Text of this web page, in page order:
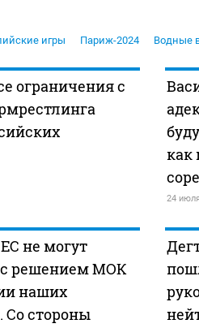
игры Париж-2024 Водные
ограничения с
как
24
не могут
с решением МОК
наших
Со стороны